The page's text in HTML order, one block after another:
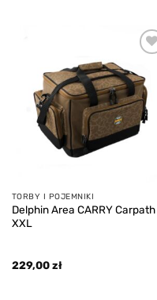
wishlist
TORBY I POJEMNIKI
Delphin Area CARRY Carpath
XXL
229,00zł